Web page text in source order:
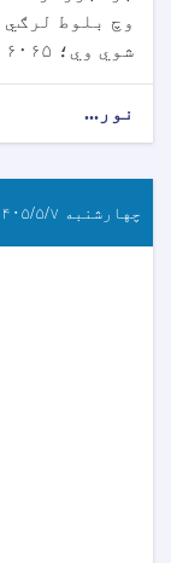
وچ بلوط
شوي وي؛ ۱۶۰۶۵ . . .
نور...
چهارشنبه ۱۴۰۵/۵/۷ - ۹:۳